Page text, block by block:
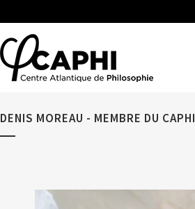
DENIS MOREAU - MEMBRE DU CAPHI